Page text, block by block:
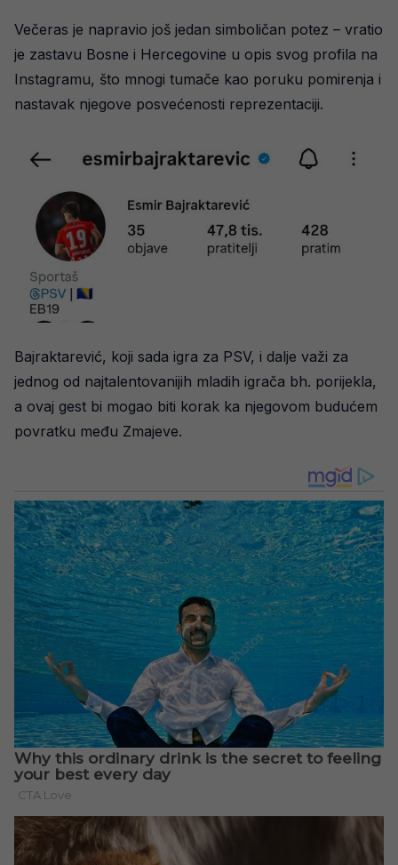
Večeras je napravio još jedan simboličan potez – vratio
je zastavu Bosne i Hercegovine u opis svog profila na
Instagramu, što mnogi tumače kao poruku pomirenja i
nastavak njegove posvećenosti reprezentaciji.
Bajraktarević, koji sada igra za PSV, i dalje važi za
jednog od najtalentovanijih mladih igrača bh. porijekla,
a ovaj gest bi mogao biti korak ka njegovom budućem
povratku među Zmajeve.